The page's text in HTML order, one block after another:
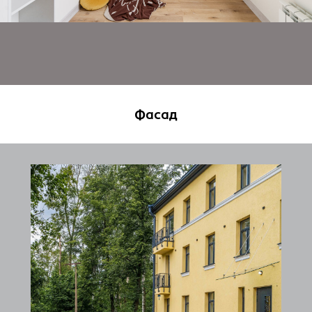
Фасад
Начните свой
путь с Clévo
Давайте обсудим ваши задачи
и мы подберем идеальное решение,
расскажем о закрытых предложениях
и покажем лучшие объекты для вас
и ваших близких.